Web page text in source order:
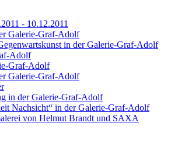
- 10.12.2011
Galerie-Graf-Adolf
in der Galerie-Graf-Adolf
Adolf
Graf-Adolf
Galerie-Graf-Adolf
in der Galerie-Graf-Adolf
Nachsicht“ in der Galerie-Graf-Adolf
von Helmut Brandt und SAXA